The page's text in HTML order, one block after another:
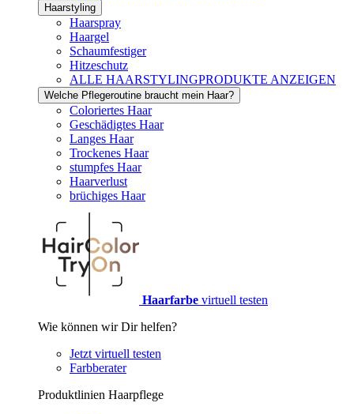
Haarstyling
Haarspray
Haargel
Schaumfestiger
Hitzeschutz
ALLE HAARSTYLINGPRODUKTE ANZEIGEN
Welche Pflegeroutine braucht mein Haar?
Coloriertes Haar
Geschädigtes Haar
Langes Haar
Trockenes Haar
stumpfes Haar
Haarverlust
brüchiges Haar
Haarfarbe virtuell testen
Wie können wir Dir helfen?
Jetzt virtuell testen
Farbberater
Produktlinien Haarpflege